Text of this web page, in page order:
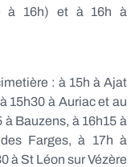
à 16h) et à 16h à
: à 15h à Ajat
15h30 à Auriac et au
Bauzens, à 16h15 à
Farges, à 17h à
à St Léon sur Vézère